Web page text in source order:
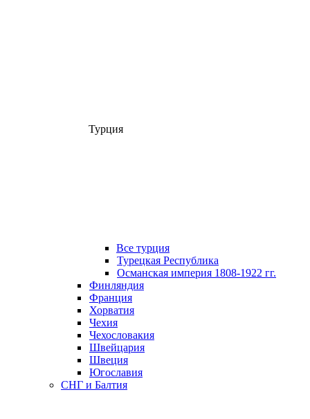
Турция
Все турция
Турецкая Республика
Османская империя 1808-1922 гг.
Финляндия
Франция
Хорватия
Чехия
Чехословакия
Швейцария
Швеция
Югославия
СНГ и Балтия